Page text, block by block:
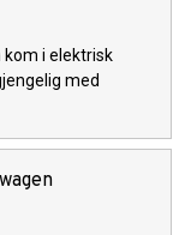
kom i elektrisk
med